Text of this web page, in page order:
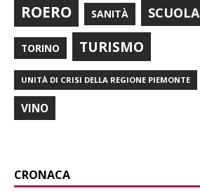
ROERO SANITÀ SCUOLA
TORINO TURISMO
UNITÀ DI CRISI DELLA REGIONE PIEMONTE
VINO
CRONACA